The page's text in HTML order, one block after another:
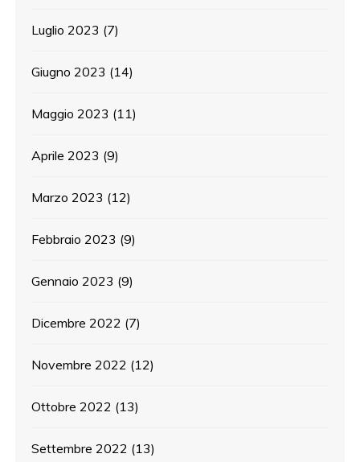
Luglio 2023 (7)
Giugno 2023 (14)
Maggio 2023 (11)
Aprile 2023 (9)
Marzo 2023 (12)
Febbraio 2023 (9)
Gennaio 2023 (9)
Dicembre 2022 (7)
Novembre 2022 (12)
Ottobre 2022 (13)
Settembre 2022 (13)